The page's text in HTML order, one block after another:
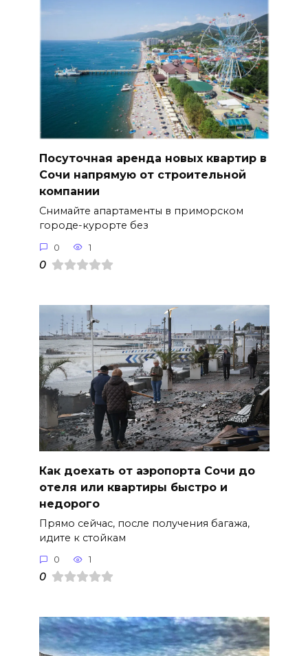
Посуточная аренда новых квартир в
Сочи напрямую от строительной
компании
Снимайте апартаменты в приморском
городе-курорте без
0 1
0
Как доехать от аэропорта Сочи до
отеля или квартиры быстро и
недорого
Прямо сейчас, после получения багажа,
идите к стойкам
0 1
0